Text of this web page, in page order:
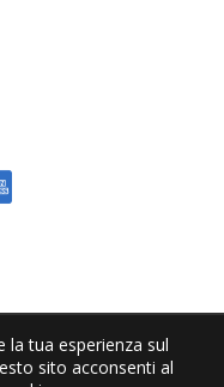
la tua esperienza sul
sito acconsenti al